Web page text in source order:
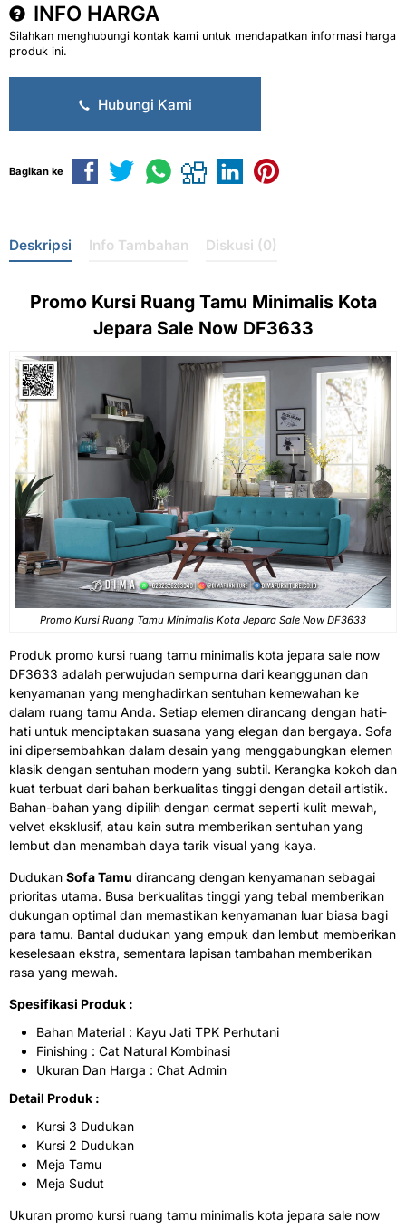
INFO HARGA
Silahkan menghubungi kontak kami untuk mendapatkan informasi harga
produk ini.
Hubungi Kami
Bagikan ke
Deskripsi Info Tambahan Diskusi (0)
Promo Kursi Ruang Tamu Minimalis Kota
Jepara Sale Now DF3633
Promo Kursi Ruang Tamu Minimalis Kota Jepara Sale Now DF3633
Produk promo kursi ruang tamu minimalis kota jepara sale now
DF3633 adalah perwujudan sempurna dari keanggunan dan
kenyamanan yang menghadirkan sentuhan kemewahan ke
dalam ruang tamu Anda. Setiap elemen dirancang dengan hati-
hati untuk menciptakan suasana yang elegan dan bergaya. Sofa
ini dipersembahkan dalam desain yang menggabungkan elemen
klasik dengan sentuhan modern yang subtil. Kerangka kokoh dan
kuat terbuat dari bahan berkualitas tinggi dengan detail artistik.
Bahan-bahan yang dipilih dengan cermat seperti kulit mewah,
velvet eksklusif, atau kain sutra memberikan sentuhan yang
lembut dan menambah daya tarik visual yang kaya.
Dudukan Sofa Tamu dirancang dengan kenyamanan sebagai
prioritas utama. Busa berkualitas tinggi yang tebal memberikan
dukungan optimal dan memastikan kenyamanan luar biasa bagi
para tamu. Bantal dudukan yang empuk dan lembut memberikan
keselesaan ekstra, sementara lapisan tambahan memberikan
rasa yang mewah.
Spesifikasi Produk :
Bahan Material : Kayu Jati TPK Perhutani
Finishing : Cat Natural Kombinasi
Ukuran Dan Harga : Chat Admin
Detail Produk :
Kursi 3 Dudukan
Kursi 2 Dudukan
Meja Tamu
Meja Sudut
Ukuran promo kursi ruang tamu minimalis kota jepara sale now